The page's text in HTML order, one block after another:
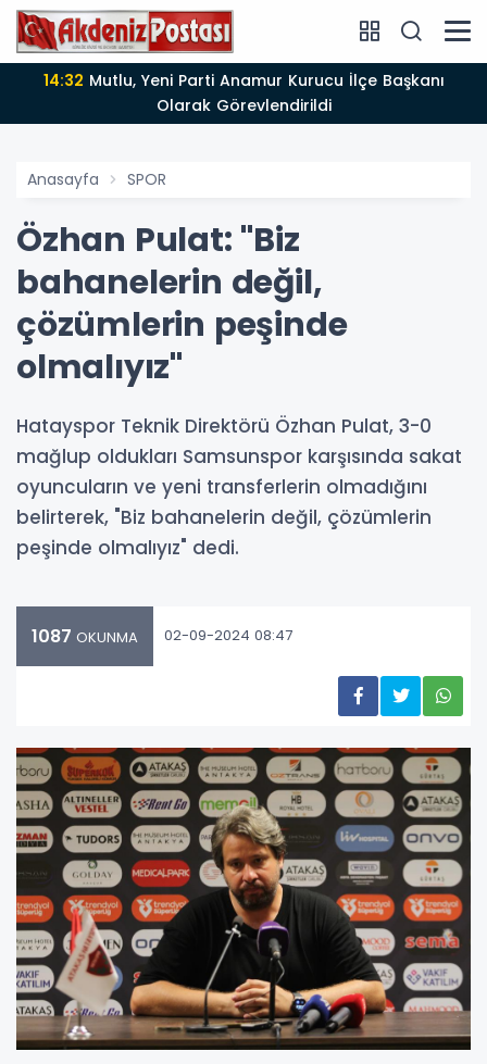
14:12Anamur'da Kasten öldürmeye teşebbüs şüphelisi
tutuklandı
Anasayfa SPOR
Özhan Pulat: "Biz
bahanelerin değil,
çözümlerin peşinde
olmalıyız"
Hatayspor Teknik Direktörü Özhan Pulat, 3-0
mağlup oldukları Samsunspor karşısında sakat
oyuncuların ve yeni transferlerin olmadığını
belirterek, "Biz bahanelerin değil, çözümlerin
peşinde olmalıyız" dedi.
1087 OKUNMA 02-09-2024 08:47